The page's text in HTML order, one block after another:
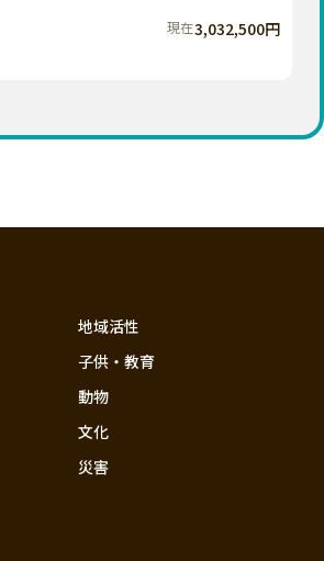
神奈川
石川
近畿
現在3,032,500円
地域活性
子供・教育
動物
文化
災害